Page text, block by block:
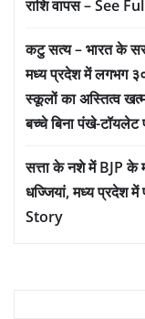
राशि वापस – See
कटु सत्य – भारत के
मध्य प्रदेश में लगभग
स्कूलों का अस्तित्व
बच्चे बिना पंखे-
सत्ता के नशे में BJP के
धज्जियां, मध्य प्रदेश में
Story